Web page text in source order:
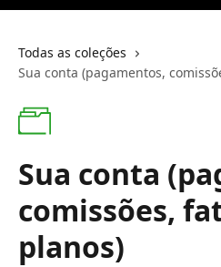
Todas as coleções
Sua conta (pagamentos,
Sua conta
comissões,
planos)